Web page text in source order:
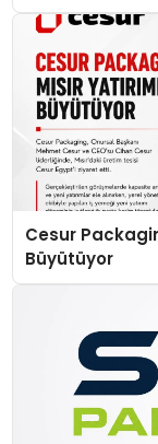
Cesur
Büyütüyor